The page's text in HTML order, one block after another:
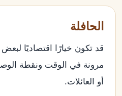
الحافلة
قد تكون خيارًا اقتصاديًا
مرونة في الوقت ونقطة
أو العائلات.